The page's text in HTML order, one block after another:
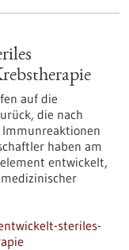
auf die
die nach
haben am
entwickelt,
steriles-